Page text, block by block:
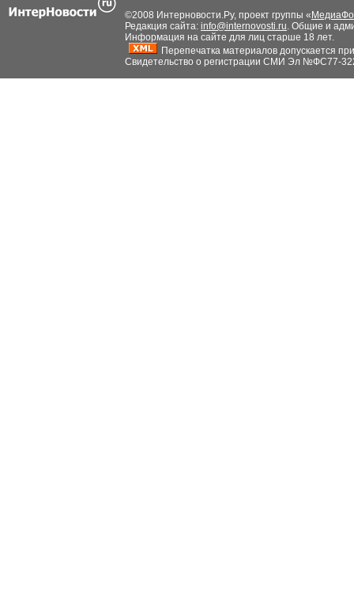
©2008 Интерновости.Ру, проект группы «
Редакция сайта: info@internovosti.ru. Общие и
Информация на сайте для лиц старше 18 лет.
Перепечатка материалов допускается
Свидетельство о регистрации СМИ Эл №ФС77-